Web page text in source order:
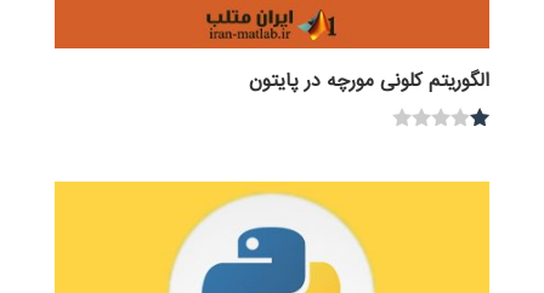
الگوریتم کلونی مورچه در پایتون
1.